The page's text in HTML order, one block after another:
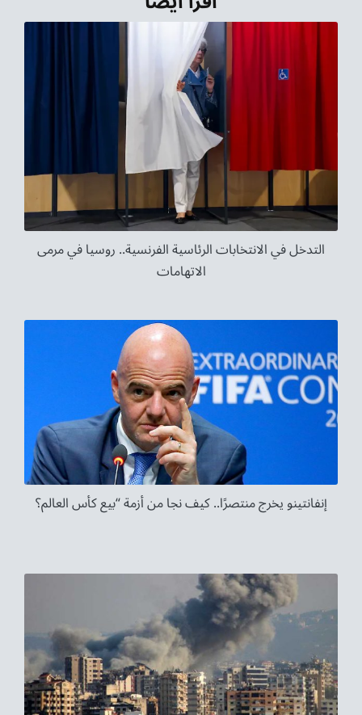
التدخل في الانتخابات الرئاسية الفرنسية.. روسيا في مرمى
الاتهامات
إنفانتينو يخرج منتصرًا.. كيف نجا من أزمة “بيع كأس العالم؟